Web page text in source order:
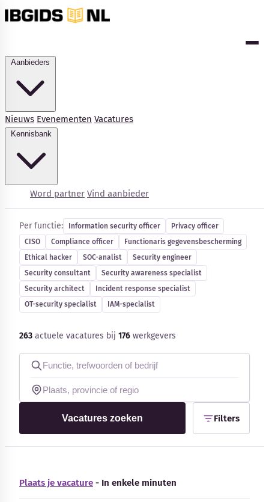
Nieuws Evenementen Vacatures
Word partner Vind aanbieder
Kennisbank
Blog
Bedrijfsupdates
Externe bronnen
Woordenboek
Auteurs
Cybersecurity-vacatures
Per functie: Information security officer
Privacy officer
CISO
Compliance officer
Functionaris gegevensbescherming
Ethical hacker
SOC-analist
Security engineer
Security consultant
Security awareness specialist
Security architect
Incident response specialist
OT-security specialist
IAM-specialist
263 actuele vacatures bij 176 werkgevers
Vacatures zoeken Filters
Plaats je vacature - In enkele minuten